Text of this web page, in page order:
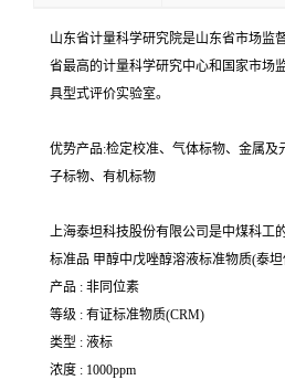
山东省计量科学研究院是山东省市场监
省最高的计量科学研究中心和国家市场
具型式评价实验室。
优势产品:检定校准、气体标物、金属及
子标物、有机标物
上海泰坦科技股份有限公司是中煤科工
标准品 甲醇中戊唑醇溶液标准物质(泰
产品 : 非同位素
等级 : 有证标准物质(CRM)
类型 : 液标
浓度 : 1000ppm